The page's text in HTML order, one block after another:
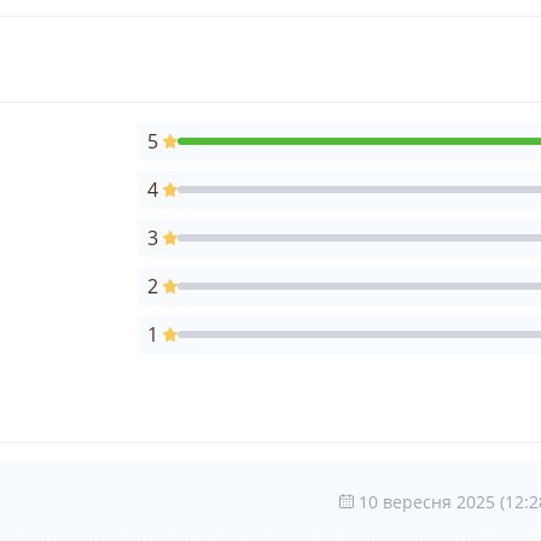
5
4
3
2
1
10 вересня 2025